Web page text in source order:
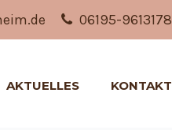
06195-9613178
AKTUELLES KONTAKT